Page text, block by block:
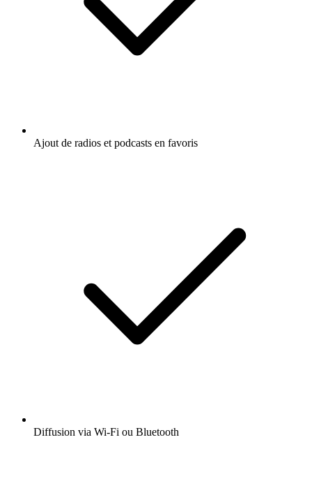
Ajout de radios et podcasts en favoris
Diffusion via Wi-Fi ou Bluetooth